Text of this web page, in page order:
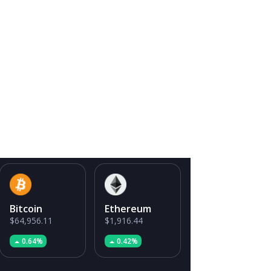
Bitcoin
$64,956.11
0.64%
Ethereum
$1,916.44
0.42%